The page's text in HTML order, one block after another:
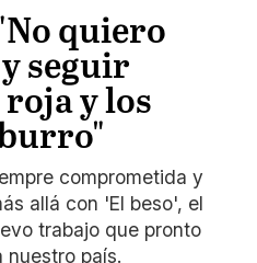
quiero
seguir
y los
comprometida y
allá con 'El beso', el
trabajo que pronto
nuestro país.